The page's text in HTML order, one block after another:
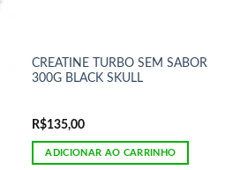
CREATINE TURBO SEM SABOR
300G BLACK SKULL
R$135,00
ADICIONAR AO CARRINHO